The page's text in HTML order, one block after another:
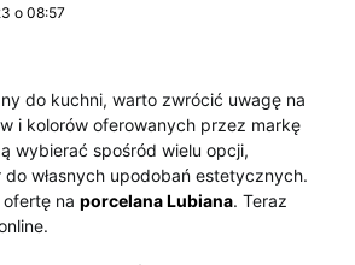
o 08:57
do kuchni, warto zwrócić uwagę na
i kolorów oferowanych przez markę
wybierać spośród wielu opcji,
własnych upodobań estetycznych.
na porcelana Lubiana. Teraz